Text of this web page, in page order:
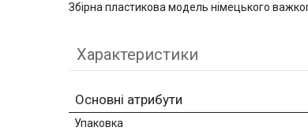
Збірна пластикова модель німецького
Характеристики
Основні атрибути
Упаковка